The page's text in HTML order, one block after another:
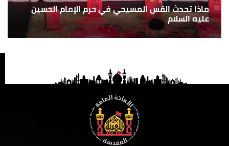
ماذا تحدث القس المسيحي في حرم الإمام الحسين
عليه السلام